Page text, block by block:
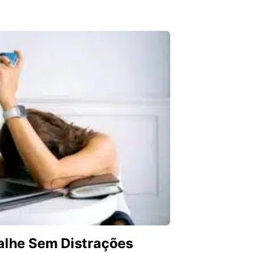
Sem Distrações